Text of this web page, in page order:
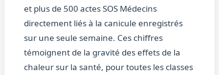
et plus de 500 actes SOS Médecins
directement liés à la canicule enregistrés
sur une seule semaine. Ces chiffres
témoignent de la gravité des effets de la
chaleur sur la santé, pour toutes les classes